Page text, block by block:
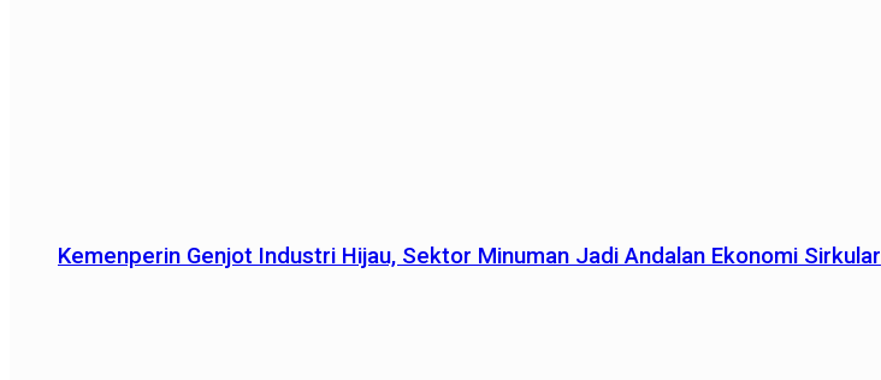
Kemenperin Genjot Industri Hijau, Sektor Minuman Jadi Andalan Ekonomi Sirkular